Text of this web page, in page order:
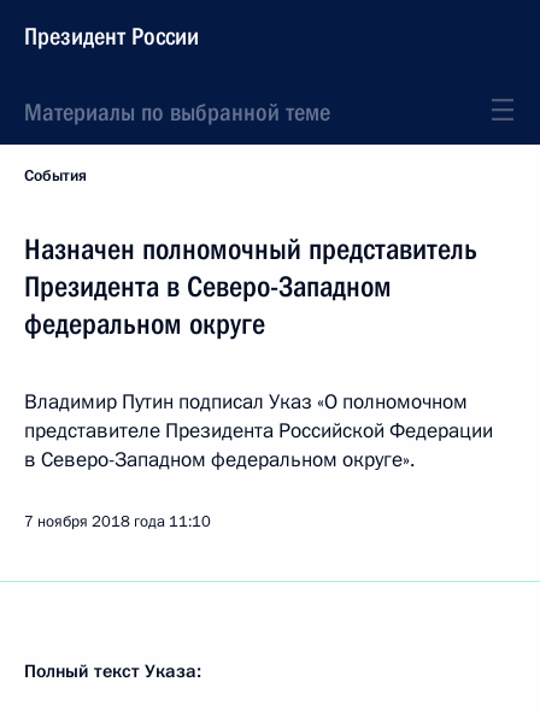
Президент России
Материалы по выбранной теме
События
Назначен полномочный представитель
Президента в Северо-Западном
федеральном округе
Владимир Путин подписал Указ «О полномочном
представителе Президента Российской Федерации
в Северо-Западном федеральном округе».
7 ноября 2018 года 11:10
Полный текст Указа: